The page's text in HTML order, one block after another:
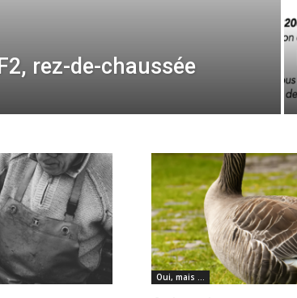
rez-de-chaussée
Oui, mais …